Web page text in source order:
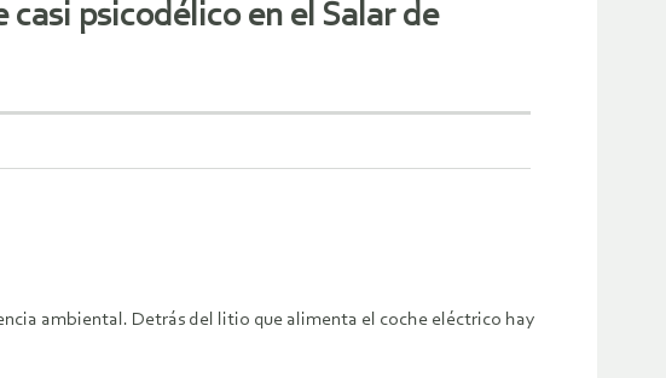
psicodélico en el Salar de
ambiental. Detrás del litio que alimenta el coche eléctrico hay